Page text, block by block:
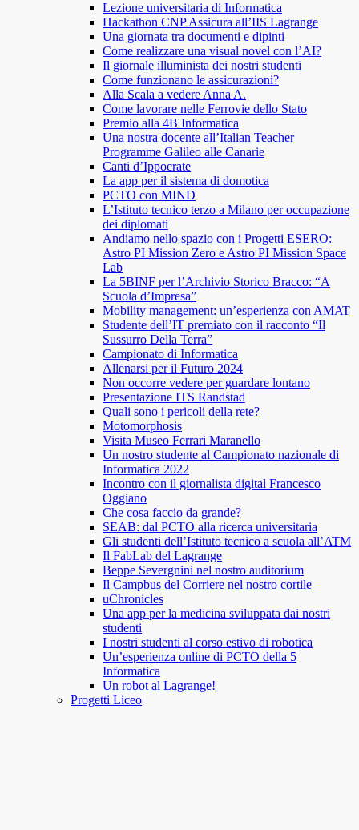
Lezione universitaria di Informatica
Hackathon CNP Assicura all’IIS Lagrange
Una giornata tra documenti e dipinti
Come realizzare una visual novel con l’AI?
Il giornale illuminista dei nostri studenti
Come funzionano le assicurazioni?
Alla Scala a vedere Anna A.
Come lavorare nelle Ferrovie dello Stato
Premio alla 4B Informatica
Una nostra docente all’Italian Teacher
Programme Galileo alle Canarie
Canti d’Ippocrate
La app per il sistema di domotica
PCTO con MIND
L’Istituto tecnico terzo a Milano per occupazione
dei diplomati
Andiamo nello spazio con i Progetti ESERO:
Astro PI Mission Zero e Astro PI Mission Space
Lab
La 5BINF per l’Archivio Storico Bracco: “A
Scuola d’Impresa”
Mobility management: un’esperienza con AMAT
Studente dell’IT premiato con il racconto “Il
Sussurro Della Terra”
Campionato di Informatica
Allenarsi per il Futuro 2024
Non occorre vedere per guardare lontano
Presentazione ITS Randstad
Quali sono i pericoli della rete?
Motomorphosis
Visita Museo Ferrari Maranello
Un nostro studente al Campionato nazionale di
Informatica 2022
Incontro con il giornalista digital Francesco
Oggiano
Che cosa faccio da grande?
SEAB: dal PCTO alla ricerca universitaria
Gli studenti dell’Istituto tecnico a scuola all’ATM
Il FabLab del Lagrange
Beppe Severgnini nel nostro auditorium
Il Campbus del Corriere nel nostro cortile
uChronicles
Una app per la medicina sviluppata dai nostri
studenti
I nostri studenti al corso estivo di robotica
Un’esperienza online di PCTO della 5
Informatica
Un robot al Lagrange!
Progetti Liceo